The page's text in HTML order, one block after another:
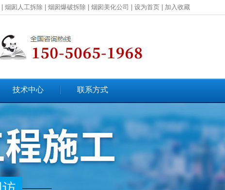
烟囱人工拆除 烟囱爆破拆除 烟囱美化公司 设为首页 加入收藏
技术中心 联系方式